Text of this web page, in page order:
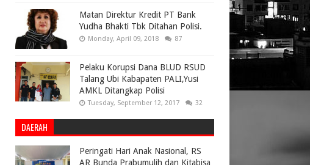
Matan Direktur Kredit PT Bank
Yudha Bhakti Tbk Ditahan Polisi.
Monday, April 09, 2018 87
Pelaku Korupsi Dana BLUD RSUD
Talang Ubi Kabapaten PALI,Yusi
AMKL Ditangkap Polisi
Tuesday, September 12, 2017 32
DAERAH
Peringati Hari Anak Nasional, RS
AR Bunda Prabumulih dan Kitabisa